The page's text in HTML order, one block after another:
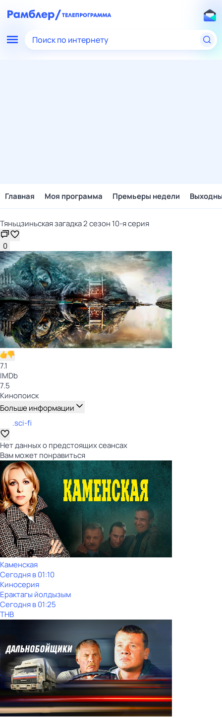
Поиск по интернету
Главная Моя программа Премьеры недели
Тяньцзиньская загадка 2 сезон 10-я серия
0
7.1
IMDb
7.5
Кинопоиск
Больше информации
.sci-fi
Нет данных о предстоящих сеансах
Вам может понравиться
Каменская
Сегодня в 01:10
Киносерия
Ерактагы йолдызым
Сегодня в 01:25
ТНВ